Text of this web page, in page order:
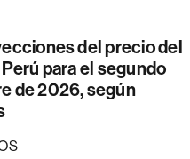
del precio del
para el segundo
de 2026, según